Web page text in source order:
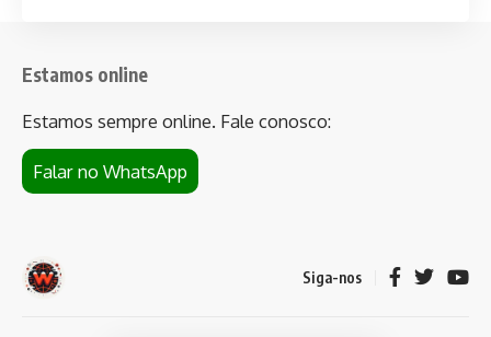
Estamos online
Estamos sempre online. Fale conosco:
Falar no WhatsApp
Siga-nos